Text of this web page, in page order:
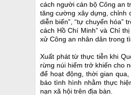
cách người cán bộ Công an
tăng cường xây dựng, chỉnh
diễn biến”, “tự chuyển hóa”
cách Hồ Chí Minh” và Chỉ
xử Công an nhân dân trong
Xuất phát từ thực tiễn khi
rừng núi hiểm trở khiến cho
để hoạt động, thời gian
báo tình hình nhằm thực
nạn xã hội trên địa bàn.